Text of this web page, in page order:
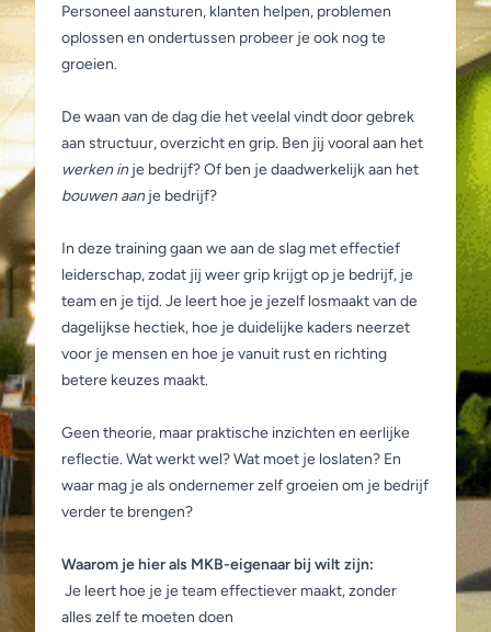
Personeel aansturen, klanten helpen, problemen
oplossen en ondertussen probeer je ook nog te
groeien.
De waan van de dag die het veelal vindt door gebrek
aan structuur, overzicht en grip. Ben jij vooral aan het
werken inje bedrijf? Of ben je daadwerkelijk aan het
bouwen aanje bedrijf?
In deze training gaan we aan de slag met effectief
leiderschap, zodat jij weer grip krijgt op je bedrijf, je
team en je tijd. Je leert hoe je jezelf losmaakt van de
dagelijkse hectiek, hoe je duidelijke kaders neerzet
voor je mensen en hoe je vanuit rust en richting
betere keuzes maakt.
Geen theorie, maar praktische inzichten en eerlijke
reflectie. Wat werkt wel? Wat moet je loslaten? En
waar mag je als ondernemer zelf groeien om je bedrijf
verder te brengen?
Waarom je hier als MKB-eigenaar bij wilt zijn:
Je leert hoe je je team effectiever maakt, zonder
alles zelf te moeten doen